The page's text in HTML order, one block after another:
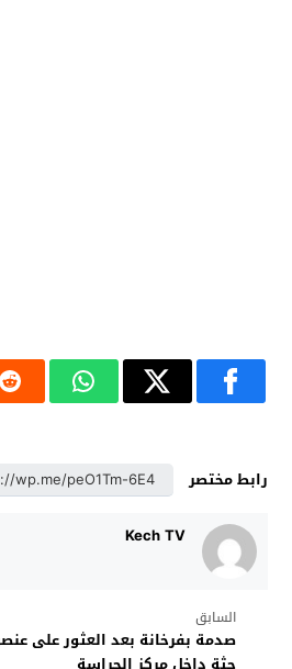
رابط مختصر
Kech TV
السابق
صدمة بفرخانة بعد العثور على